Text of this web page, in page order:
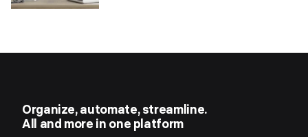
Organize, automate, streamline.
All and more in one platform